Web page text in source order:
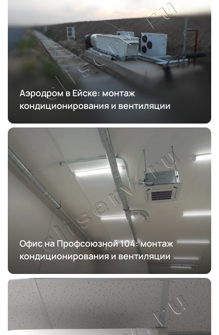
Аэродром в Ейске: монтаж
кондиционирования и вентиляции
Офис на Профсоюзной 104: монтаж
кондиционирования и вентиляции